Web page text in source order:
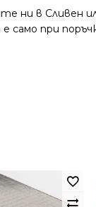
ни в Сливен
само при